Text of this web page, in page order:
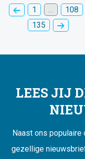
1 … 108
135
LEES JIJ
Naast ons populaire
gezellige